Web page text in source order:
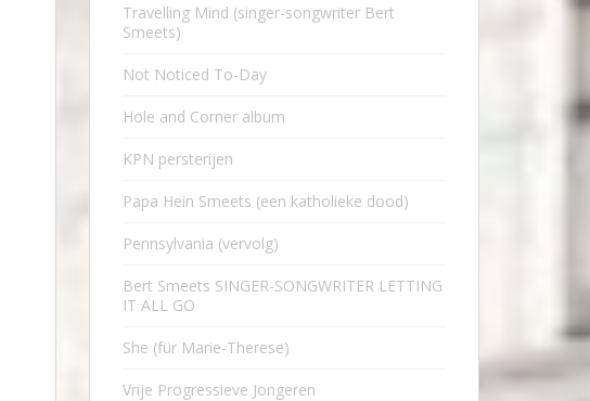
Travelling Mind (singer-songwriter Bert
Smeets)
Not Noticed To-Day
Hole and Corner album
KPN persterijen
Papa Hein Smeets (een katholieke dood)
Pennsylvania (vervolg)
Bert Smeets SINGER-SONGWRITER LETTING
IT ALL GO
She (für Marie-Therese)
Vrije Progressieve Jongeren